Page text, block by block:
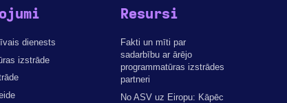
dienests
izstrāde
Resursi
Fakti un mīti par
sadarbību ar ārējo
programmatūras izstrādes
partneri
No ASV uz Eiropu: Kāpēc